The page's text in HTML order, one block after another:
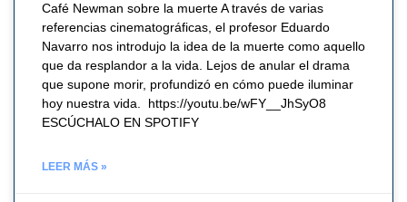
Café Newman sobre la muerte A través de varias
referencias cinematográficas, el profesor Eduardo
Navarro nos introdujo la idea de la muerte como aquello
que da resplandor a la vida. Lejos de anular el drama
que supone morir, profundizó en cómo puede iluminar
hoy nuestra vida. https://youtu.be/wFY__JhSyO8
ESCÚCHALO EN SPOTIFY
LEER MÁS »